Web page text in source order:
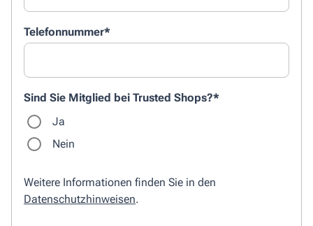
Telefonnummer*
Sind Sie Mitglied bei Trusted Shops?*
Ja
Nein
Weitere Informationen finden Sie in den
Datenschutzhinweisen.